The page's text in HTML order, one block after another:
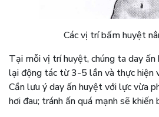
Các vị trí bấm huyệt
Tại mỗi vị trí huyệt, chúng ta day
lại động tác từ 3-5 lần và thực hiện
Cần lưu ý day ấn huyệt với lực vừa
hơi đau; tránh ấn quá mạnh sẽ